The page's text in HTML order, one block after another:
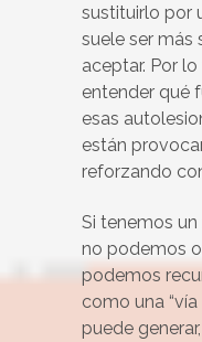
sustituirlo por
suele ser más
aceptar. Por
entender qué
esas
están
reforzando
Si tenemos
no podemos
podemos
como una
puede